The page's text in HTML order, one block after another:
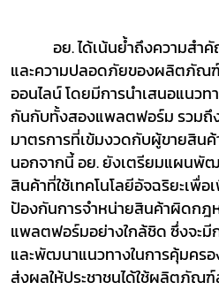
อย. ได้เน้นย้ำถึงความส
และความปลอดภัยของผลิตภัณ
ออนไลน์ โดยมีการนำเสนอแนว
กันกับทั้งสองแพลตฟอร์ม รวมถึ
มาตรการที่เข้มงวดกับผู้ขายสิน
นอกจากนี้ อย. ยังเตรียมแผนพั
สินค้าที่ใช้เทคโนโลยีอัจฉริยะเพื่
ป้องกันการจำหน่ายสินค้าผิดกฎ
แพลตฟอร์มอย่างใกล้ชิด ซึ่งจะมี
และพัฒนาแนวทางในการคุ้มคร
ส่งผลให้ประชาชนได้ใช้ผลิตภัณ